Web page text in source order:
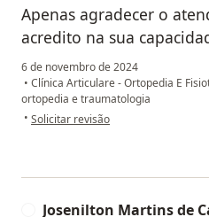
Apenas agradecer o
acredito na sua
6 de novembro de 2024
• Clínica Articulare - Ortopedia E
ortopedia e traumatologia
• na opinião do utilizador W A
Solicitar revisão
Josenilton Martins de